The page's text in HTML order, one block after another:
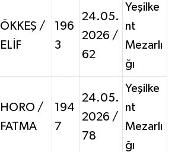
ÖKKEŞ /
ELİF
196
3
24.05.
2026 /
62
Yeşilke
nt
Mezarlı
ğı
HORO /
FATMA
194
7
24.05.
2026 /
78
Yeşilke
nt
Mezarlı
ğı